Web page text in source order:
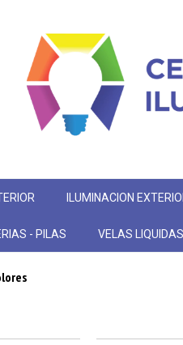
ILUMINACION
- PILAS VELAS LIQUIDAS